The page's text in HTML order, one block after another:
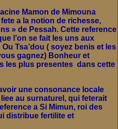
Mamon de Mimouna
a la notion de richesse,
» de Pessah. Cette reference
l’on se fait les uns aux
Tsa’dou ( soyez benis et les
gagnez) Bonheur et
les plus presentes dans cette
une consonance locale
au surnaturel, qui feterait
a Si Mimun, roi des
distribue fertilite et